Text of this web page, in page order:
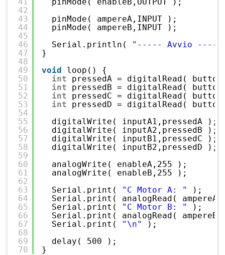
42
43
44
45
46
47
48
49
50
51
52
53
54
55
56
57
58
59
60
61
62
63
64
65
66
67
68
69
70
pinMode( ampereA,INPUT );
pinMode( ampereB,INPUT );
Serial.println(
"----- Avvio -----
}
void
loop() {
int
pressedA = digitalRead(
int
pressedB = digitalRead(
int
pressedC = digitalRead(
int
pressedD = digitalRead(
digitalWrite( inputA1,pressedA );
digitalWrite( inputA2,pressedB );
digitalWrite( inputB1,pressedC );
digitalWrite( inputB2,pressedD );
analogWrite( enableA,255 );
analogWrite( enableB,255 );
Serial.print(
"C Motor A: "
);
Serial.print( analogRead(
Serial.print(
"C Motor B: "
);
Serial.print( analogRead(
Serial.print(
"\n"
);
delay( 500 );
}